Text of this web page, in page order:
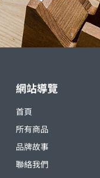
網站導覽
首頁
所有商品
品牌故事
聯絡我們